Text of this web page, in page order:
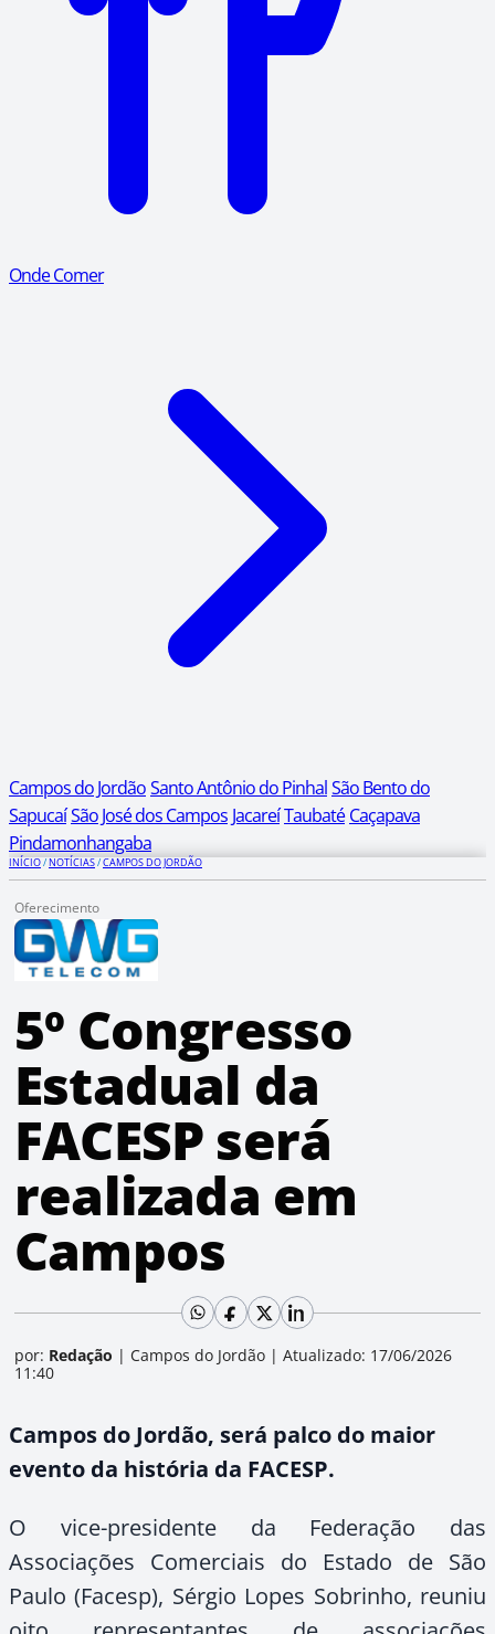
Onde Comer
Campos do JordãoSanto Antônio do PinhalSão Bento do
SapucaíSão José dos Campos JacareíTaubaté Caçapava
Pindamonhangaba
INÍCIO/NOTÍCIAS/CAMPOS DO JORDÃO
Oferecimento
5º Congresso
Estadual da
FACESP será
realizada em
Campos
por: Redação | Campos do Jordão | Atualizado: 17/06/2026
11:40
Campos do Jordão, será palco do maior
evento da história da FACESP.
O vice-presidente da Federação das
Associações Comerciais do Estado de São
Paulo (Facesp), Sérgio Lopes Sobrinho, reuniu